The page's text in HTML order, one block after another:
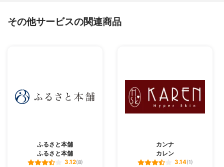
その他サービスの関連商品
ふるさと本舗
ふるさと本舗
3.12(8)
カンナ
カレン
3.14(1)